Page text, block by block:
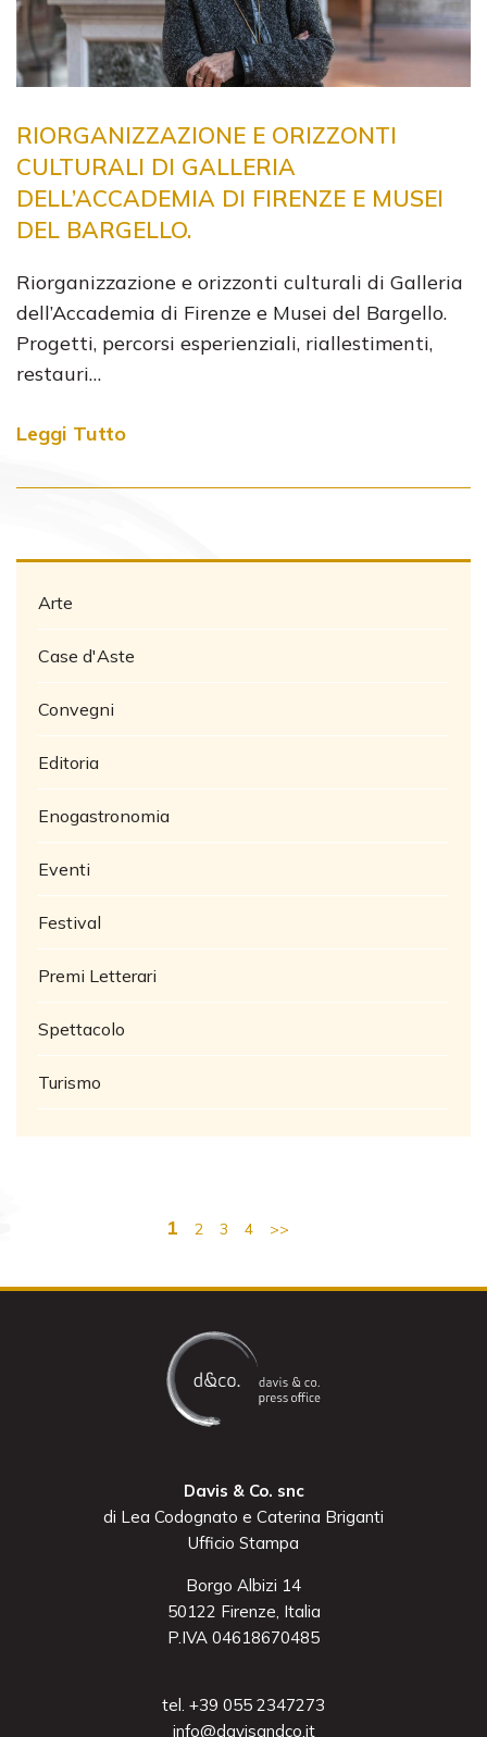
RIORGANIZZAZIONE E ORIZZONTI
CULTURALI DI GALLERIA
DELL’ACCADEMIA DI FIRENZE E MUSEI
DEL BARGELLO.
Riorganizzazione e orizzonti culturali di Galleria
dell’Accademia di Firenze e Musei del Bargello.
Progetti, percorsi esperienziali, riallestimenti,
restauri…
Leggi Tutto
Arte
Case d'Aste
Convegni
Editoria
Enogastronomia
Eventi
Festival
Premi Letterari
Spettacolo
Turismo
1 2 3 4 >>
Davis & Co. snc
di Lea Codognato e Caterina Briganti
Ufficio Stampa
Borgo Albizi 14
50122 Firenze, Italia
P.IVA 04618670485
tel. +39 055 2347273
info@davisandco.it